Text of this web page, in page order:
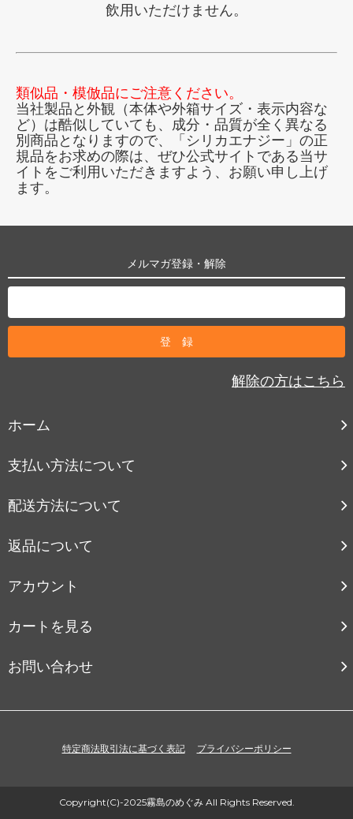
飲用いただけません。
類似品・模倣品にご注意ください。
当社製品と外観（本体や外箱サイズ・表示内容な
ど）は酷似していても、成分・品質が全く異なる
別商品となりますので、「シリカエナジー」の正
規品をお求めの際は、ぜひ公式サイトである当サ
イトをご利用いただきますよう、お願い申し上げ
ます。
メルマガ登録・解除
解除の方はこちら
ホーム
支払い方法について
配送方法について
返品について
アカウント
カートを見る
お問い合わせ
特定商法取引法に基づく表記 プライバシーポリシー
Copyright(C)-2025霧島のめぐみ All Rights Reserved.